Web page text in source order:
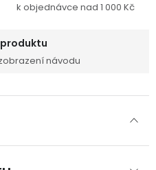
údajů
k objednávce nad 1 000 Kč
návodu